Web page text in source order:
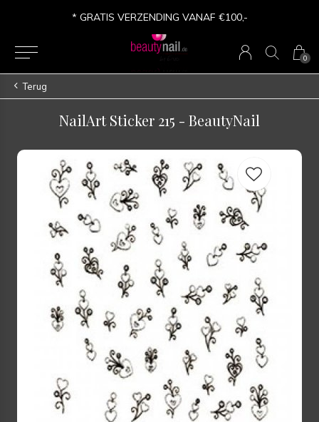
0
* VERSANDKOSTEN FREI AB €100,-
Terug
NailArt Sticker 215 - BeautyNail